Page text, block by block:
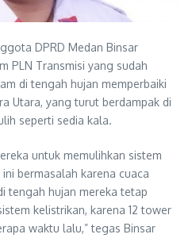
DPRD Medan Binsar
PLN Transmisi yang sudah
di tengah hujan memperbaiki
Utara, yang turut berdampak di
seperti sedia kala.
untuk memulihkan sistem
bermasalah karena cuaca
tengah hujan mereka tetap
kelistrikan, karena 12 tower
waktu lalu,” tegas Binsar